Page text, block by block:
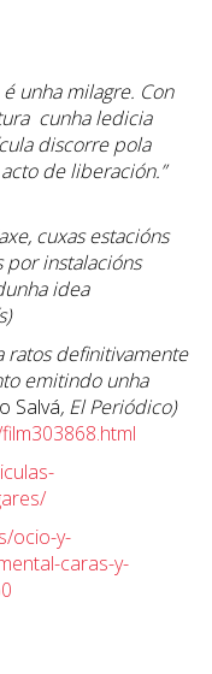
unha milagre. Con
cunha ledicia
discorre pola
de liberación.”
cuxas estacións
por instalacións
idea
ratos definitivamente
emitindo unha
Salvá, El Periódico)
ocio-y-
caras-y-